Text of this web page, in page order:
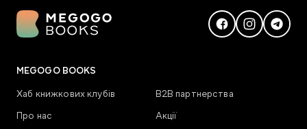
MEGOGO BOOKS
Хаб книжкових клубів
В2В партнерства
Про нас
Акції